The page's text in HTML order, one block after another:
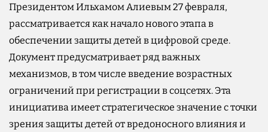
Президентом Ильхамом Алиевым 27 февраля,
рассматривается как начало нового этапа в
обеспечении защиты детей в цифровой среде.
Документ предусматривает ряд важных
механизмов, в том числе введение возрастных
ограничений при регистрации в соцсетях. Эта
инициатива имеет стратегическое значение с точки
зрения защиты детей от вредоносного влияния и